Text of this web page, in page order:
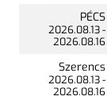
PÉCS
2026.08.13-
2026.08.16
Szerencs
2026.08.13-
2026.08.16